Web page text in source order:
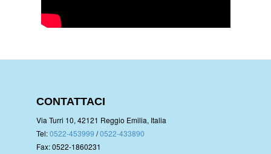
CONTATTACI
Via Turri 10, 42121 Reggio Emilia, Italia
Tel:0522-453999 /0522-433890
Fax: 0522-1860231